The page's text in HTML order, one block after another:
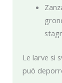
Le larve si
può